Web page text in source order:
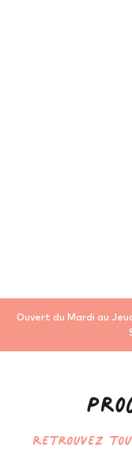
Ouvert du Mardi au
Retrouvez